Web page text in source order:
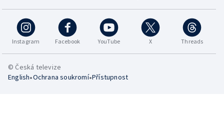
Instagram Facebook YouTube X Threads
© Česká televize
English•Ochrana soukromí•Přístupnost